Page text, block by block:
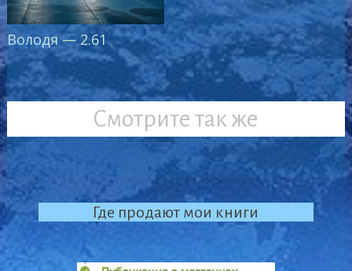
Володя — 2.61
Смотрите так же
Где продают мои книги